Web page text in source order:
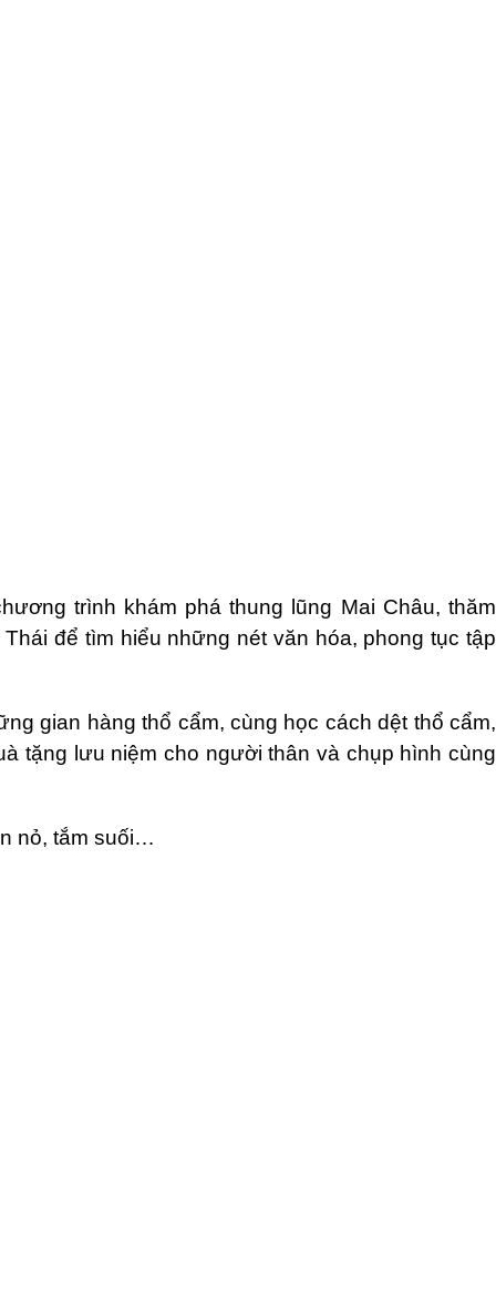
trình khám phá thung lũng Mai Châu, thăm
để tìm hiểu những nét văn hóa, phong tục tập
gian hàng thổ cẩm, cùng học cách dệt thổ cẩm,
tặng lưu niệm cho người thân và chụp hình cùng
nỏ, tắm suối…